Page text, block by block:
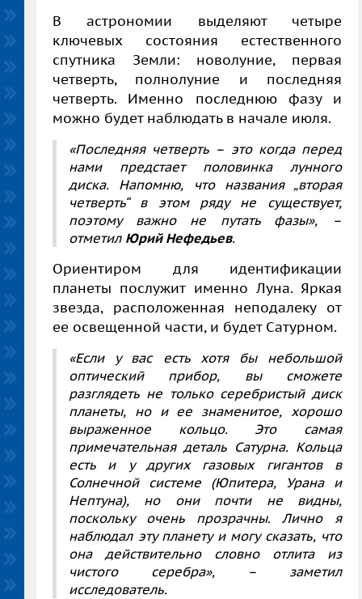
В астрономии выделяют четыре
ключевых состояния естественного
спутника Земли: новолуние, первая
четверть, полнолуние и последняя
четверть. Именно последнюю фазу и
можно будет наблюдать в начале июля.
«Последняя четверть – это когда перед
нами предстает половинка лунного
диска. Напомню, что названия „вторая
четверть“ в этом ряду не существует,
поэтому важно не путать фазы», –
отметил Юрий Нефедьев.
Ориентиром для идентификации
планеты послужит именно Луна. Яркая
звезда, расположенная неподалеку от
ее освещенной части, и будет Сатурном.
«Если у вас есть хотя бы небольшой
оптический прибор, вы сможете
разглядеть не только серебристый диск
планеты, но и ее знаменитое, хорошо
выраженное кольцо. Это самая
примечательная деталь Сатурна. Кольца
есть и у других газовых гигантов в
Солнечной системе (Юпитера, Урана и
Нептуна), но они почти не видны,
поскольку очень прозрачны. Лично я
наблюдал эту планету и могу сказать, что
она действительно словно отлита из
чистого серебра»,– заметил
исследователь.